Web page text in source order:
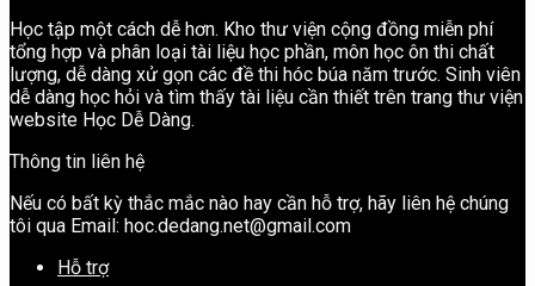
Học tập một cách dễ hơn. Kho thư viện cộng đồng miễn phí
tổng hợp và phân loại tài liệu học phần, môn học ôn thi chất
lượng, dễ dàng xử gọn các đề thi hóc búa năm trước. Sinh viên
dễ dàng học hỏi và tìm thấy tài liệu cần thiết trên trang thư viện
website Học Dễ Dàng.
Thông tin liên hệ
Nếu có bất kỳ thắc mắc nào hay cần hỗ trợ, hãy liên hệ chúng
tôi qua Email: hoc.dedang.net@gmail.com
Hỗ trợ